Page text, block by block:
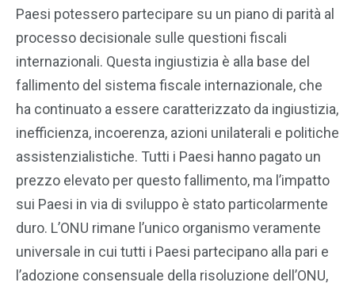
Paesi potessero partecipare su un piano di parità al
processo decisionale sulle questioni fiscali
internazionali. Questa ingiustizia è alla base del
fallimento del sistema fiscale internazionale, che
ha continuato a essere caratterizzato da ingiustizia,
inefficienza, incoerenza, azioni unilaterali e politiche
assistenzialistiche. Tutti i Paesi hanno pagato un
prezzo elevato per questo fallimento, ma l’impatto
sui Paesi in via di sviluppo è stato particolarmente
duro. L’ONU rimane l’unico organismo veramente
universale in cui tutti i Paesi partecipano alla pari e
l’adozione consensuale della risoluzione dell’ONU,